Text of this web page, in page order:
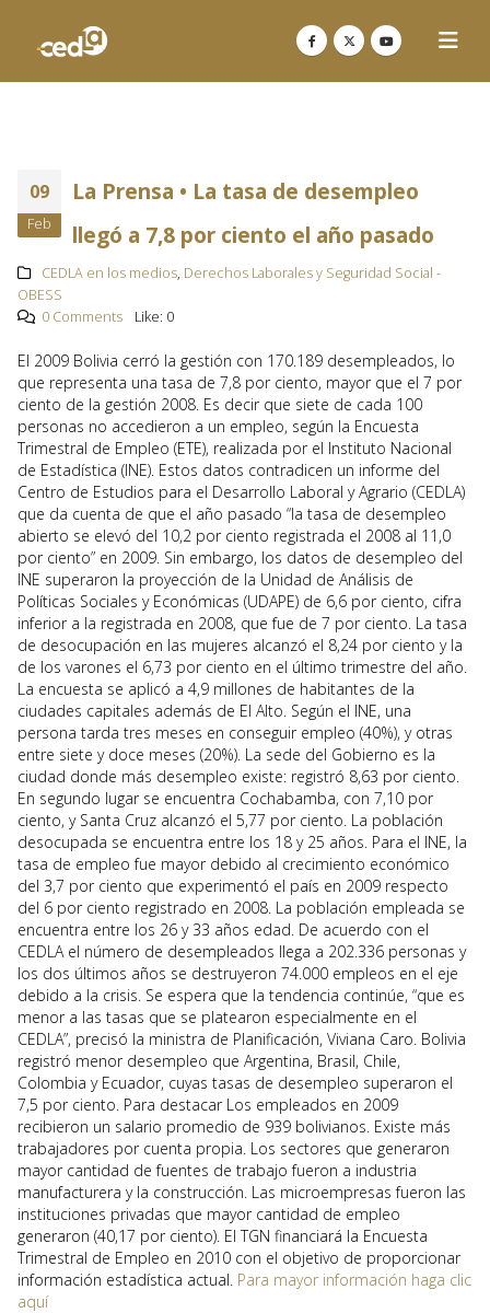
09
Feb
La Prensa • La tasa de desempleo
llegó a 7,8 por ciento el año pasado
CEDLA en los medios, Derechos Laborales y Seguridad Social -
OBESS
0 Comments
Like: 0
El 2009 Bolivia cerró la gestión con 170.189 desempleados, lo
que representa una tasa de 7,8 por ciento, mayor que el 7 por
ciento de la gestión 2008. Es decir que siete de cada 100
personas no accedieron a un empleo, según la Encuesta
Trimestral de Empleo (ETE), realizada por el Instituto Nacional
de Estadística (INE). Estos datos contradicen un informe del
Centro de Estudios para el Desarrollo Laboral y Agrario (CEDLA)
que da cuenta de que el año pasado “la tasa de desempleo
abierto se elevó del 10,2 por ciento registrada el 2008 al 11,0
por ciento” en 2009. Sin embargo, los datos de desempleo del
INE superaron la proyección de la Unidad de Análisis de
Políticas Sociales y Económicas (UDAPE) de 6,6 por ciento, cifra
inferior a la registrada en 2008, que fue de 7 por ciento. La tasa
de desocupación en las mujeres alcanzó el 8,24 por ciento y la
de los varones el 6,73 por ciento en el último trimestre del año.
La encuesta se aplicó a 4,9 millones de habitantes de la
ciudades capitales además de El Alto. Según el INE, una
persona tarda tres meses en conseguir empleo (40%), y otras
entre siete y doce meses (20%). La sede del Gobierno es la
ciudad donde más desempleo existe: registró 8,63 por ciento.
En segundo lugar se encuentra Cochabamba, con 7,10 por
ciento, y Santa Cruz alcanzó el 5,77 por ciento. La población
desocupada se encuentra entre los 18 y 25 años. Para el INE, la
tasa de empleo fue mayor debido al crecimiento económico
del 3,7 por ciento que experimentó el país en 2009 respecto
del 6 por ciento registrado en 2008. La población empleada se
encuentra entre los 26 y 33 años edad. De acuerdo con el
CEDLA el número de desempleados llega a 202.336 personas y
los dos últimos años se destruyeron 74.000 empleos en el eje
debido a la crisis. Se espera que la tendencia continúe, “que es
menor a las tasas que se platearon especialmente en el
CEDLA”, precisó la ministra de Planificación, Viviana Caro. Bolivia
registró menor desempleo que Argentina, Brasil, Chile,
Colombia y Ecuador, cuyas tasas de desempleo superaron el
7,5 por ciento. Para destacar Los empleados en 2009
recibieron un salario promedio de 939 bolivianos. Existe más
trabajadores por cuenta propia. Los sectores que generaron
mayor cantidad de fuentes de trabajo fueron a industria
manufacturera y la construcción. Las microempresas fueron las
instituciones privadas que mayor cantidad de empleo
generaron (40,17 por ciento). El TGN financiará la Encuesta
Trimestral de Empleo en 2010 con el objetivo de proporcionar
información estadística actual. Para mayor información haga clic
aquí